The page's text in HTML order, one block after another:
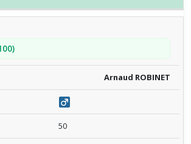
Arnaud ROBINET
50